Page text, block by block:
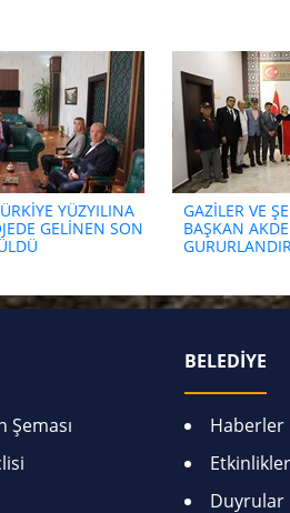
YÜZYILINA
GELİNEN SON
GAZİLER VE
BAŞKAN
Şeması
BELEDİYE
Haberler
Etkinlikler
Duyrular